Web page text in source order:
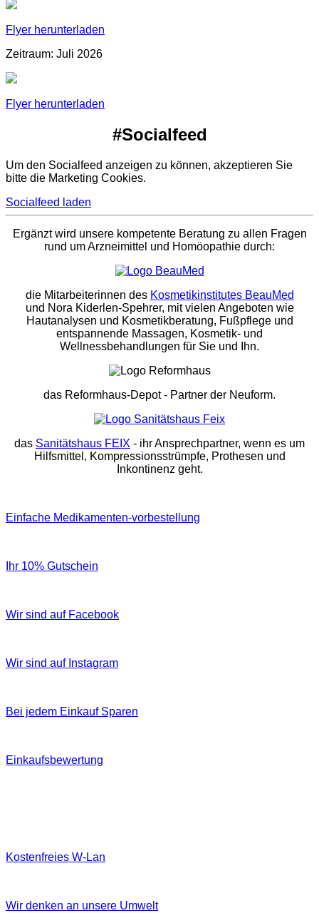
Flyer herunterladen
Zeitraum: Juli 2026
Flyer herunterladen
#Socialfeed
Um den Socialfeed anzeigen zu können, akzeptieren Sie
bitte die Marketing Cookies.
Socialfeed laden
Ergänzt wird unsere kompetente Beratung zu allen Fragen
rund um Arzneimittel und Homöopathie durch:
die Mitarbeiterinnen des Kosmetikinstitutes BeauMed
und Nora Kiderlen-Spehrer, mit vielen Angeboten wie
Hautanalysen und Kosmetikberatung, Fußpflege und
entspannende Massagen, Kosmetik- und
Wellnessbehandlungen für Sie und Ihn.
das Reformhaus-Depot- Partner der Neuform.
das Sanitätshaus FEIX - ihr Ansprechpartner, wenn es um
Hilfsmittel, Kompressionsstrümpfe, Prothesen und
Inkontinenz geht.
Einfache Medikamenten-vorbestellung
Ihr 10% Gutschein
Wir sind auf Facebook
Wir sind auf Instagram
Bei jedem Einkauf Sparen
Einkaufsbewertung
Kostenfreies W‐Lan
Wir denken an unsere Umwelt